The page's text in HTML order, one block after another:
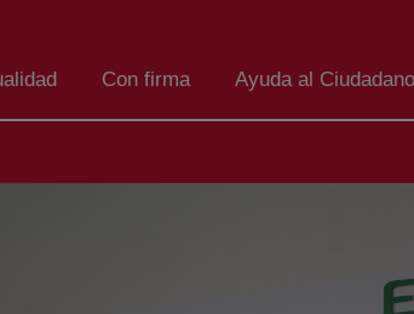
Con firma Ayuda al Ciudadano